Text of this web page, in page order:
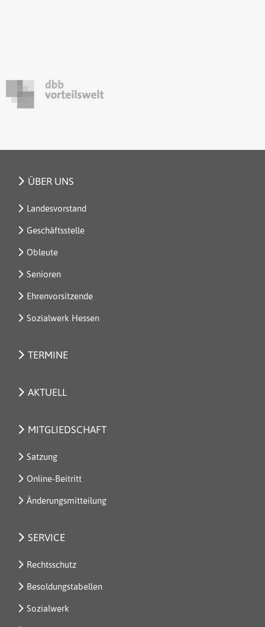
ÜBER UNS
Landesvorstand
Geschäftsstelle
Obleute
Senioren
Ehrenvorsitzende
Sozialwerk Hessen
TERMINE
AKTUELL
MITGLIEDSCHAFT
Satzung
Online-Beitritt
Änderungsmitteilung
SERVICE
Rechtsschutz
Besoldungstabellen
Sozialwerk